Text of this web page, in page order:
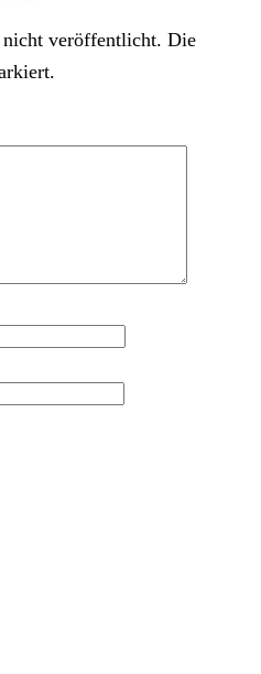
veröffentlicht. Die